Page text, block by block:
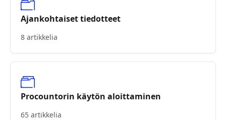
Ajankohtaiset tiedotteet
8 artikkelia
Procountorin käytön aloittaminen
65 artikkelia